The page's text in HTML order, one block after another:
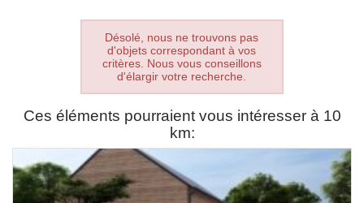
Désolé, nous ne trouvons pas
d'objets correspondant à vos
critères. Nous vous conseillons
d'élargir votre recherche.
Ces éléments pourraient vous intéresser à 10
km: